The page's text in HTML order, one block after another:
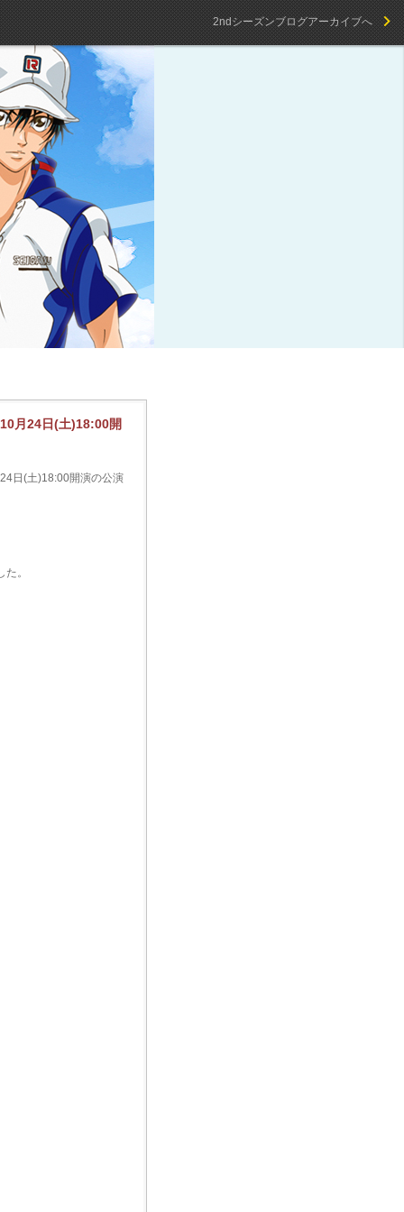
2ndシーズンブログアーカイブへ
月24日(土)18:00開
日(土)18:00開演の公演
。